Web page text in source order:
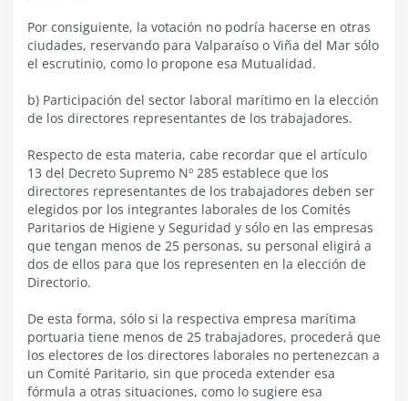
Por consiguiente, la votación no podría hacerse en otras
ciudades, reservando para Valparaíso o Viña del Mar sólo
el escrutinio, como lo propone esa Mutualidad.
b) Participación del sector laboral marítimo en la elección
de los directores representantes de los trabajadores.
Respecto de esta materia, cabe recordar que el artículo
13 del Decreto Supremo Nº 285 establece que los
directores representantes de los trabajadores deben ser
elegidos por los integrantes laborales de los Comités
Paritarios de Higiene y Seguridad y sólo en las empresas
que tengan menos de 25 personas, su personal eligirá a
dos de ellos para que los representen en la elección de
Directorio.
De esta forma, sólo si la respectiva empresa marítima
portuaria tiene menos de 25 trabajadores, procederá que
los electores de los directores laborales no pertenezcan a
un Comité Paritario, sin que proceda extender esa
fórmula a otras situaciones, como lo sugiere esa